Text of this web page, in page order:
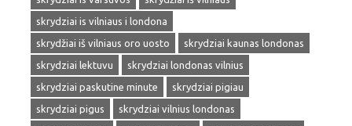
skrydziai is vilniaus i londona
skrydžiai iš vilniaus oro uosto
skrydziai kaunas londonas
skrydziai lektuvu
skrydziai londonas vilnius
skrydziai paskutine minute
skrydziai pigiau
skrydziai pigus
skrydziai vilnius londonas